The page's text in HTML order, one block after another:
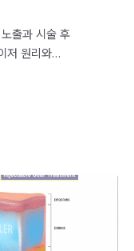
출과 시술 후
저 원리와